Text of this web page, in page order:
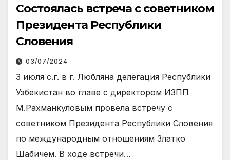
Состоялась встреча с советником
Президента Республики
Словения
03/07/2024
3 июля с.г. в г. Любляна делегация Республики
Узбекистан во главе с директором ИЗПП
М.Рахманкуловым провела встречу с
советником Президента Республики Словения
по международным отношениям Златко
Шабичем. В ходе встречи…